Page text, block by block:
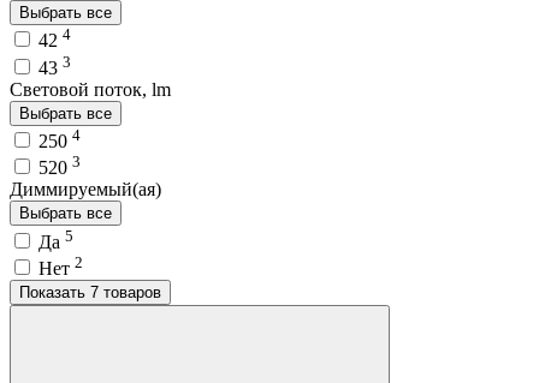
Выбрать все
42 4
43 3
Световой поток, lm
Выбрать все
250 4
520 3
Диммируемый(ая)
Выбрать все
Да 5
Нет 2
Показать 7 товаров